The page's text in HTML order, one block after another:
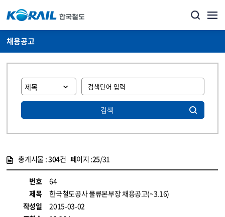
채용공고
검색
총게시물 :304건 페이지 :25/31
번호
64
제목
한국철도공사 물류본부장 채용공고(~3.16)
작성일
2015-03-02